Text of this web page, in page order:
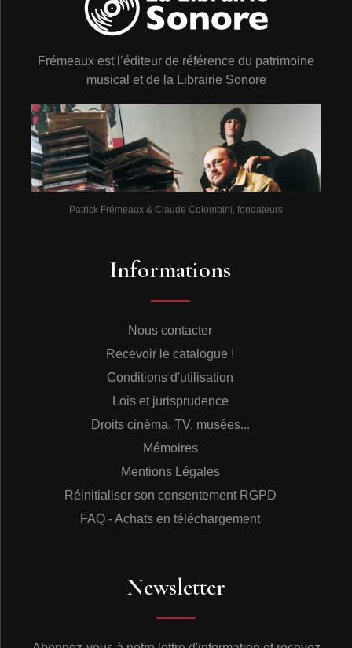
Frémeaux est l’éditeur de référence du patrimoine
musical et de la Librairie Sonore
Patrick Frémeaux & Claude Colombini, fondateurs
Informations
Nous contacter
Recevoir le catalogue !
Conditions d'utilisation
Lois et jurisprudence
Droits cinéma, TV, musées...
Mémoires
Mentions Légales
Réinitialiser son consentement RGPD
FAQ - Achats en téléchargement
Newsletter